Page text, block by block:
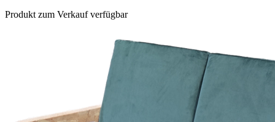
Produkt zum Verkauf verfügbar